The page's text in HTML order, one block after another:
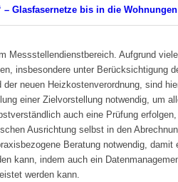
– Glasfasernetze bis in die Wohnungen
Messstellendienstbereich. Aufgrund
insbesondere unter Berücksichtigung
neuen Heizkostenverordnung, sind
einer Zielvorstellung notwendig, um
auch eine Prüfung
Ausrichtung selbst in den
Beratung notwendig, damit
kann, indem auch ein
werden kann.